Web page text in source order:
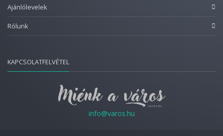
Ajánlólevelek
Rólunk
KAPCSOLATFELVÉTEL
info@varos.hu